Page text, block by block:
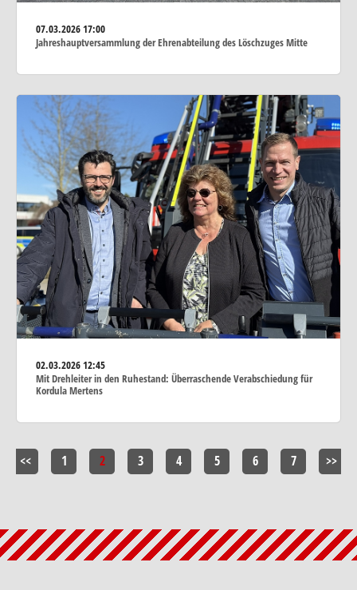
07.03.202617:00
Jahreshauptversammlung der Ehrenabteilung des Löschzuges Mitte
02.03.202612:45
Mit Drehleiter in den Ruhestand: Überraschende Verabschiedung für
Kordula Mertens
<< 1 2 3 4 5 6 7 >>